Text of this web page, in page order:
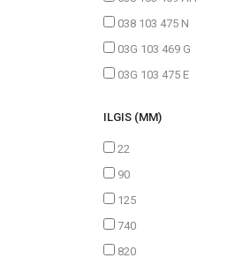
038 103 475 N
03G 103 469 G
03G 103 475 E
ILGIS (MM)
22
90
125
740
820